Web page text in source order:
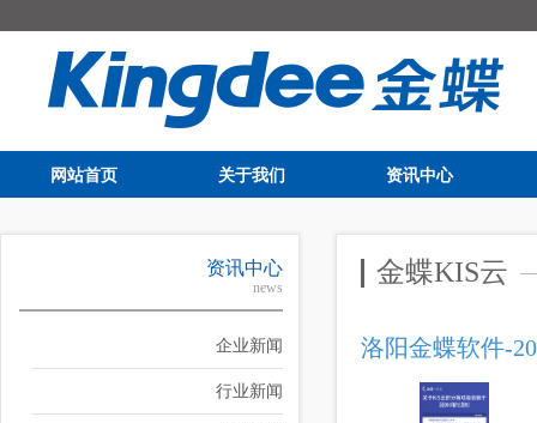
网站首页 关于我们 资讯中心
资讯中心
news
企业新闻
行业新闻
金蝶KIS云
洛阳金蝶软件-